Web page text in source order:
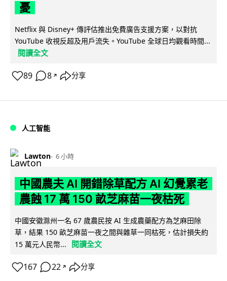
憂
Netflix 與 Disney+ 傳評估推出免費廣告支援方案，以對抗
YouTube 收視反超及用戶流失。YouTube 全球日均觀看時間...
閱讀全文
89 8 ↗ 分享
人工智能
Lawton 6 小時
中國農夫 AI 開錯除草配方 AI 幻覺累老
農蝕 17 萬 150 畝芝麻苗一夜枯死
中國安徽滁州一名 67 歲農民按 AI 生成農藥配方為芝麻田除
草，結果 150 畝芝麻苗一夜之間與雜草一同枯死，估計損失約
15 萬元人民幣...
閱讀全文
167 22 ↗ 分享